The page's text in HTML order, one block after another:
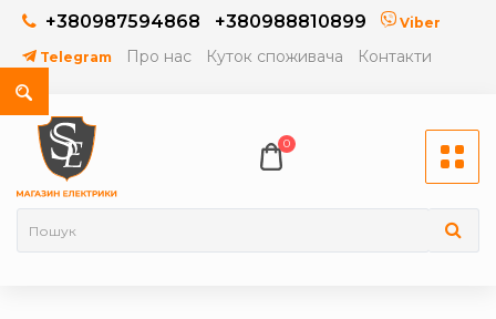
+380987594868 +380988810899 Viber
Telegram Про нас Куток споживача Контакти
0